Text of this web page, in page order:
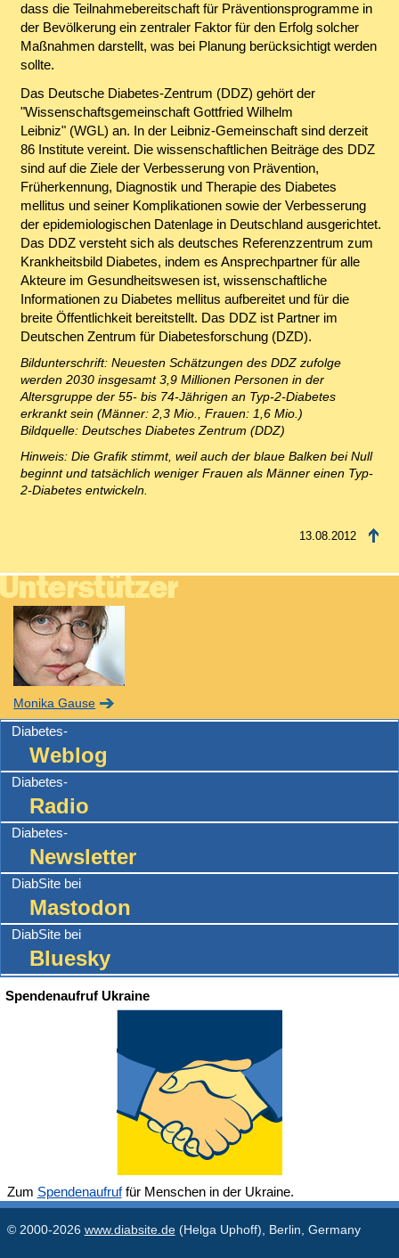
dass die Teilnahmebereitschaft für Präventionsprogramme in
der Bevölkerung ein zentraler Faktor für den Erfolg solcher
Maßnahmen darstellt, was bei Planung berücksichtigt werden
sollte.
Das Deutsche Diabetes-Zentrum (DDZ) gehört der
"Wissenschaftsgemeinschaft Gottfried Wilhelm
Leibniz" (WGL) an. In der Leibniz-Gemeinschaft sind derzeit
86 Institute vereint. Die wissenschaftlichen Beiträge des DDZ
sind auf die Ziele der Verbesserung von Prävention,
Früherkennung, Diagnostik und Therapie des Diabetes
mellitus und seiner Komplikationen sowie der Verbesserung
der epidemiologischen Datenlage in Deutschland ausgerichtet.
Das DDZ versteht sich als deutsches Referenzzentrum zum
Krankheitsbild Diabetes, indem es Ansprechpartner für alle
Akteure im Gesundheitswesen ist, wissenschaftliche
Informationen zu Diabetes mellitus aufbereitet und für die
breite Öffentlichkeit bereitstellt. Das DDZ ist Partner im
Deutschen Zentrum für Diabetesforschung (DZD).
Bildunterschrift: Neuesten Schätzungen des DDZ zufolge
werden 2030 insgesamt 3,9 Millionen Personen in der
Altersgruppe der 55- bis 74-Jährigen an Typ-2-Diabetes
erkrankt sein (Männer: 2,3 Mio., Frauen: 1,6 Mio.)
Bildquelle: Deutsches Diabetes Zentrum (DDZ)
Hinweis: Die Grafik stimmt, weil auch der blaue Balken bei Null
beginnt und tatsächlich weniger Frauen als Männer einen Typ-
2-Diabetes entwickeln.
13.08.2012
Monika Gause
Diabetes-
Weblog
Diabetes-
Radio
Diabetes-
Newsletter
DiabSite bei
Mastodon
DiabSite bei
Bluesky
Spendenaufruf Ukraine
Zum Spendenaufruffür Menschen in der Ukraine.
© 2000-2026 www.diabsite.de(Helga Uphoff), Berlin, Germany